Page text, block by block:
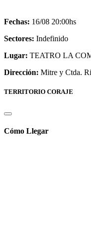
Fechas: 16/08 20:00hs
Sectores: Indefinido
Lugar: TEATRO LA
Dirección: Mitre y Ctda.
TERRITORIO CORAJE
Cómo Llegar